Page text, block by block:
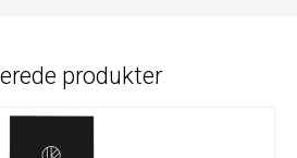
produkter